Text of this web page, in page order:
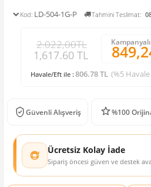
Kod: LD-504-1G-P Tahmini Teslimat:
2.022,00TL
1,617.60 TL
Havale/Eft ile :806.78 TL (%5
Güvenli Alışveriş %100
Ücretsiz Kolay İade
Sipariş öncesi güven ve destek